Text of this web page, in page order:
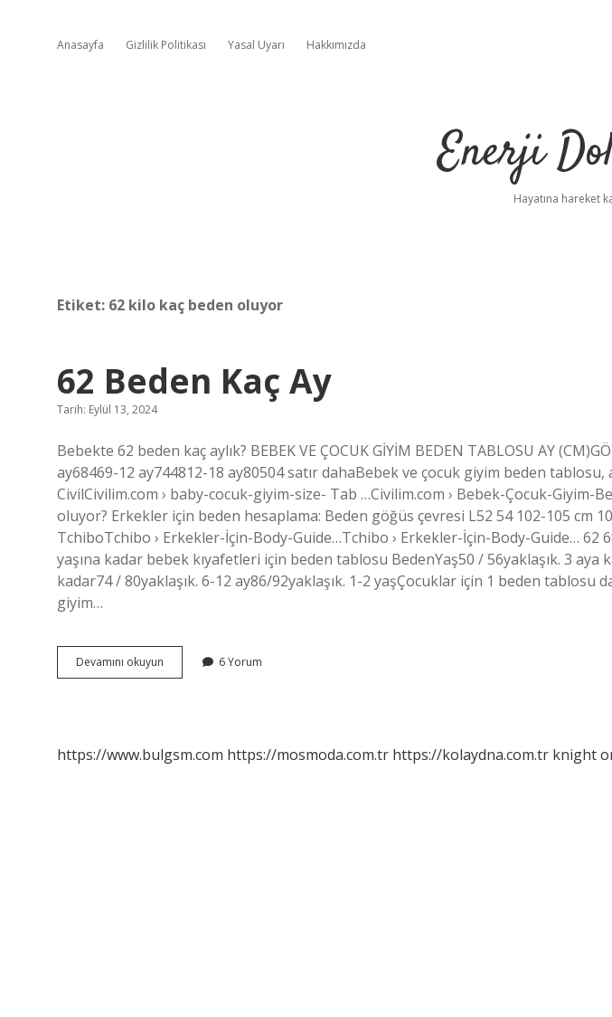
Anasayfa Gizlilik Politikası Yasal Uyarı Hakkımızda
Enerji
Hayatına hareket
Etiket: 62 kilo kaç beden oluyor
62 Beden Kaç Ay
Tarih: Eylül 13, 2024
Bebekte 62 beden kaç aylık? BEBEK VE ÇOCUK GİYİM BEDEN TABLOSU AY
ay68469-12 ay744812-18 ay80504 satır dahaBebek ve çocuk giyim beden tablosu,
CivilCivilim.com › baby-cocuk-giyim-size- Tab …Civilim.com › Bebek-Çocuk-Giyim-
oluyor? Erkekler için beden hesaplama: Beden göğüs çevresi L52 54 102-105 cm
TchiboTchibo › Erkekler-İçin-Body-Guide…Tchibo › Erkekler-İçin-Body-Guide… 62
yaşına kadar bebek kıyafetleri için beden tablosu BedenYaş50 / 56yaklaşık. 3 aya
kadar74 / 80yaklaşık. 6-12 ay86/92yaklaşık. 1-2 yaşÇocuklar için 1 beden tablosu
giyim…
Devamını okuyun
Beden
6 Yorum
https://www.bulgsm.com https://mosmoda.com.tr https://kolaydna.com.tr knight